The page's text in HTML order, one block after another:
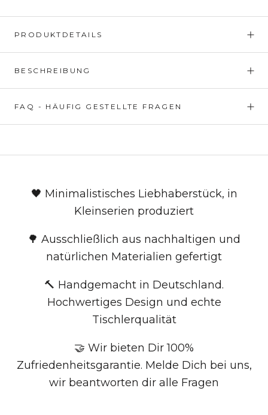
PRODUKTDETAILS
BESCHREIBUNG
FAQ - HÄUFIG GESTELLTE FRAGEN
🖤 Minimalistisches Liebhaberstück, in
Kleinserien produziert
🌳 Ausschließlich aus nachhaltigen und
natürlichen Materialien gefertigt
🔨 Handgemacht in Deutschland.
Hochwertiges Design und echte
Tischlerqualität
🤝 Wir bieten Dir 100%
Zufriedenheitsgarantie. Melde Dich bei uns,
wir beantworten dir alle Fragen